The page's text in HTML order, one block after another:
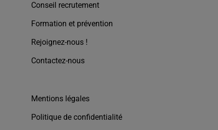
Conseil recrutement
Formation et prévention
Rejoignez-nous !
Contactez-nous
Mentions légales
Politique de confidentialité